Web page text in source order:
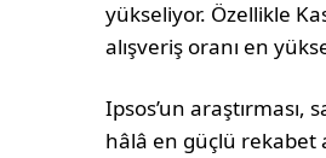
yükseliyor. Özellikle
alışveriş oranı en
Ipsos’un araştırması,
hâlâ en güçlü rekabet